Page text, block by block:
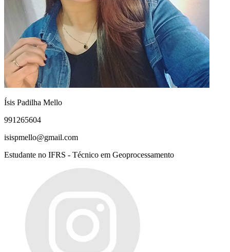
Ísis Padilha Mello
991265604
isispmello@gmail.com
Estudante no IFRS - Técnico em Geoprocessamento